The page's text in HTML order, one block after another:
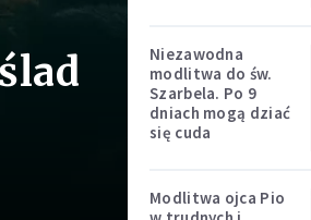
Niezawodna
modlitwa do św.
Szarbela. Po 9
dniach mogą dziać
się cuda
Modlitwa ojca Pio